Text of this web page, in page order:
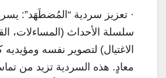
· تعزيز سردية “المُضطَهَد”:
سلسلة الأحداث (المساءلات،
الاغتيال) لتصوير نفسه
معادٍ. هذه السردية تزيد من